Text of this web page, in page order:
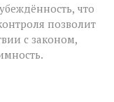
что
позволит
с законом,